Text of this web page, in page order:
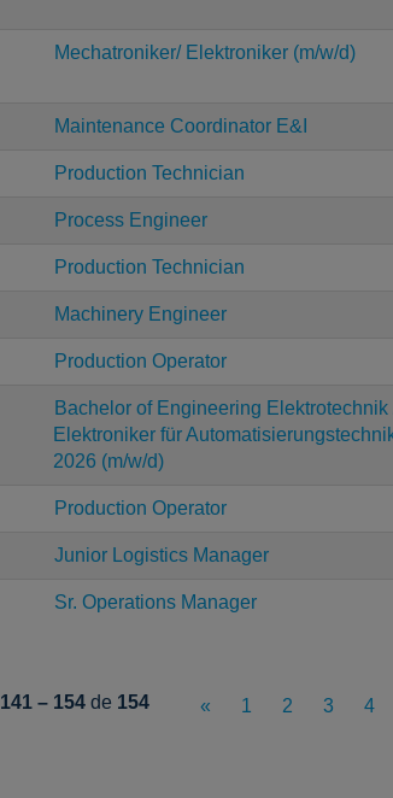
Mechatroniker/ Elektroniker (m/w/d)
Maintenance Coordinator E&I
Production Technician
Process Engineer
Production Technician
Machinery Engineer
Production Operator
Bachelor of Engineering Elektrotechnik
Elektroniker für
2026 (m/w/d)
Production Operator
Junior Logistics Manager
Sr. Operations Manager
141 – 154 de 154 « 1 2 3 4